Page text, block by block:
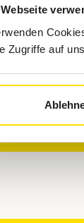
Zugriffe auf